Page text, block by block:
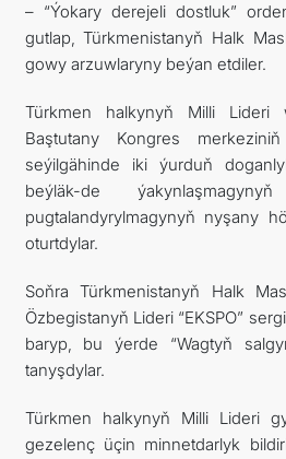
– “Ýokary derejeli dostluk”
gutlap, Türkmenistanyň Halk
gowy arzuwlaryny beýan etdiler.
Türkmen halkynyň Milli Lideri
Baştutany Kongres
seýilgähinde iki ýurduň
beýläk-de
pugtalandyrylmagynyň nyşany
oturtdylar.
Soňra Türkmenistanyň Halk
Özbegistanyň Lideri “EKSPO”
baryp, bu ýerde “Wagtyň
tanyşdylar.
Türkmen halkynyň Milli Lideri
gezelenç üçin minnetdarlyk